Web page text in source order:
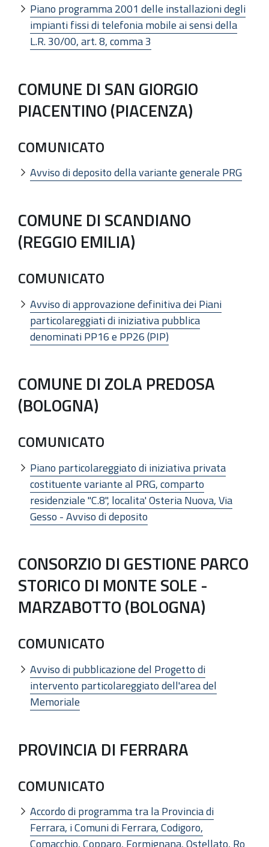
Piano programma 2001 delle installazioni degli
impianti fissi di telefonia mobile ai sensi della
L.R. 30/00, art. 8, comma 3
COMUNE DI SAN GIORGIO
PIACENTINO (PIACENZA)
COMUNICATO
Avviso di deposito della variante generale PRG
COMUNE DI SCANDIANO
(REGGIO EMILIA)
COMUNICATO
Avviso di approvazione definitiva dei Piani
particolareggiati di iniziativa pubblica
denominati PP16 e PP26 (PIP)
COMUNE DI ZOLA PREDOSA
(BOLOGNA)
COMUNICATO
Piano particolareggiato di iniziativa privata
costituente variante al PRG, comparto
residenziale "C.8", localita' Osteria Nuova, Via
Gesso - Avviso di deposito
CONSORZIO DI GESTIONE PARCO
STORICO DI MONTE SOLE -
MARZABOTTO (BOLOGNA)
COMUNICATO
Avviso di pubblicazione del Progetto di
intervento particolareggiato dell'area del
Memoriale
PROVINCIA DI FERRARA
COMUNICATO
Accordo di programma tra la Provincia di
Ferrara, i Comuni di Ferrara, Codigoro,
Comacchio, Copparo, Formignana, Ostellato, Ro